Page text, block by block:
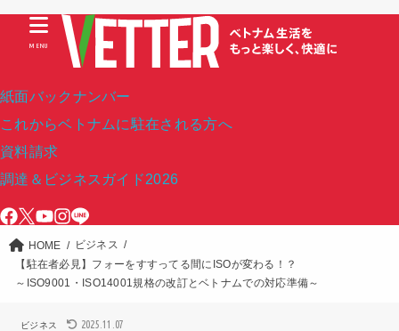
紙面バックナンバー
これからベトナムに駐在される方へ
資料請求
調達＆ビジネスガイド2026
MENU
HOME
ビジネス
【駐在者必見】フォーをすすってる間にISOが変わる！？
～ISO9001・ISO14001規格の改訂とベトナムでの対応準備～
ビジネス 2025.11.07